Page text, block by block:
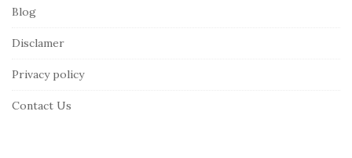
Blog
Disclamer
Privacy policy
Contact Us